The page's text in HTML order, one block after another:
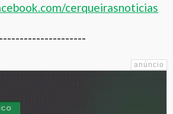
cerqueirasnoticias